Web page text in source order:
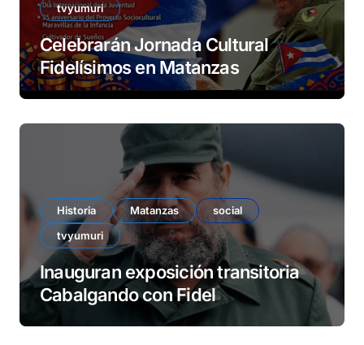
tvyumuri
Celebrarán Jornada Cultural
Fidelísimos en Matanzas
Historia Matanzas
social
tvyumuri
Inauguran exposición transitoria
Cabalgando con Fidel